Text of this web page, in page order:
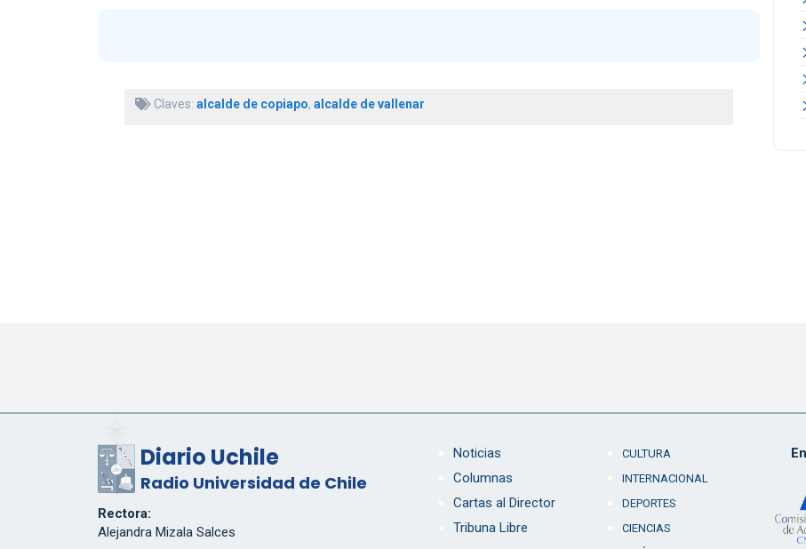
Claves: alcalde de copiapo, alcalde de vallenar
Diario Uchile
Radio Universidad de Chile
Rectora:
Alejandra Mizala Salces
Noticias
Columnas
Cartas al Director
Tribuna Libre
CULTURA
INTERNACIONAL
DEPORTES
CIENCIAS